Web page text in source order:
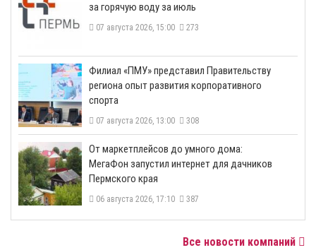
за горячую воду за июль
07 августа 2026, 15:00 273
​Филиал «ПМУ» представил Правительству
региона опыт развития корпоративного
спорта
07 августа 2026, 13:00 308
От маркетплейсов до умного дома:
МегаФон запустил интернет для дачников
Пермского края
06 августа 2026, 17:10 387
Все новости компаний